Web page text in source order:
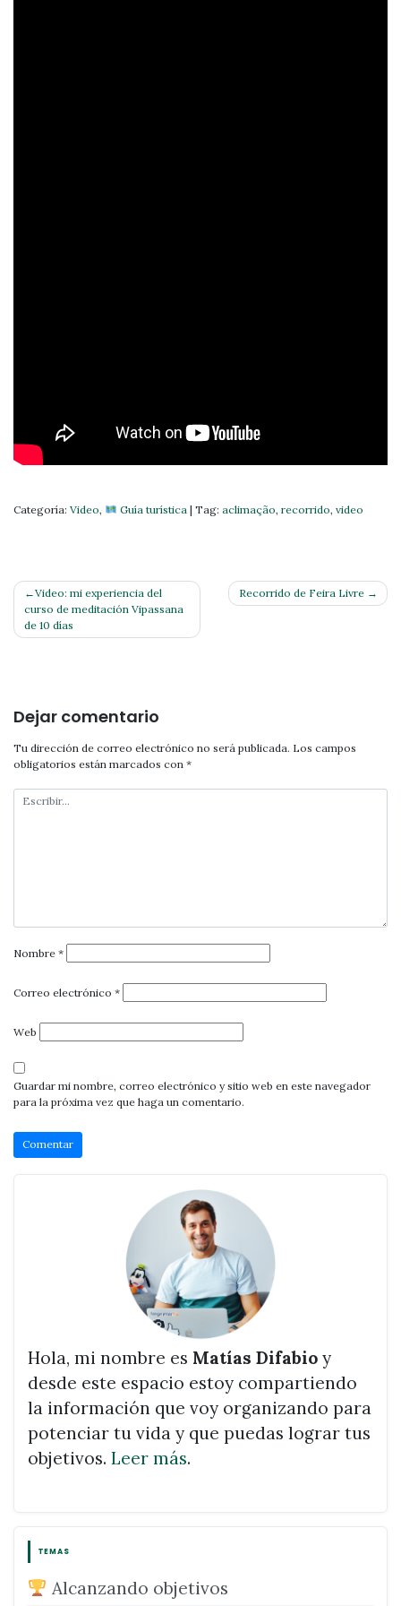
Categoría: Video, Guía turística | Tag: aclimação, recorrido, video
Navegación
de
entradas
Video: mi experiencia del
curso de meditación Vipassana
de 10 días
Recorrido de Feira Livre
Dejar comentario
Tu dirección de correo electrónico no será publicada. Los campos
obligatorios están marcados con *
Nombre *
Correo electrónico *
Web
Guardar mi nombre, correo electrónico y sitio web en este navegador
para la próxima vez que haga un comentario.
Hola, mi nombre es Matías Difabio y
desde este espacio estoy compartiendo
la información que voy organizando para
potenciar tu vida y que puedas lograr tus
objetivos. Leer más.
TEMAS
Alcanzando objetivos